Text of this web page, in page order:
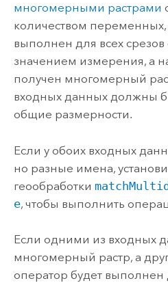
многомерными растрами
количеством переменных,
выполнен для всех
значением измерения, а
получен многомерный
входных данных должны
общие размерности.
Если у обоих входных
но разные имена,
геообработки
e, чтобы выполнить
Если одними из входных
многомерный растр, а
оператор будет выполнен